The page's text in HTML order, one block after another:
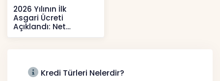
2026 Yılının İlk
Asgari Ücreti
Açıklandı: Net
52.738 TL, Ek Destek
Kredi Türleri Nelerdir?